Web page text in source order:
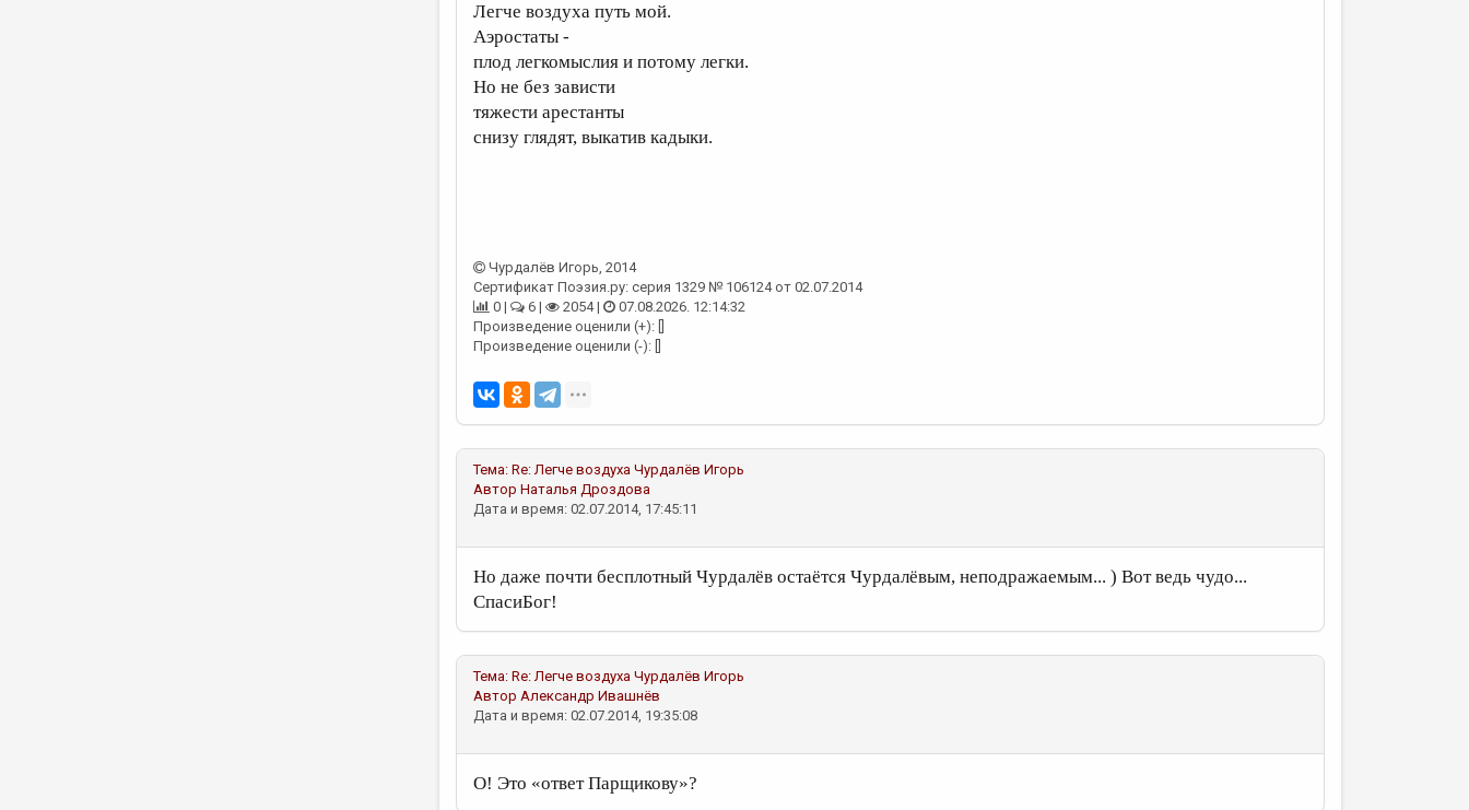
Легче воздуха путь мой.
Аэростаты -
плод легкомыслия и потому легки.
Но не без зависти
тяжести арестанты
снизу глядят, выкатив кадыки.
Чурдалёв Игорь, 2014
Сертификат Поэзия.ру: серия 1329 № 106124 от 02.07.2014
0 |
6 | 2054 |
07.08.2026. 12:14:32
Произведение оценили (+): []
Произведение оценили (-): []
Тема: Re: Легче воздуха Чурдалёв Игорь
Автор Наталья Дроздова
Дата и время: 02.07.2014, 17:45:11
Но даже почти бесплотный Чурдалёв остаётся Чурдалёвым, неподражаемым... ) Вот ведь чудо...
СпасиБог!
Тема: Re: Легче воздуха Чурдалёв Игорь
Автор Александр Ивашнёв
Дата и время: 02.07.2014, 19:35:08
О! Это «ответ Парщикову»?